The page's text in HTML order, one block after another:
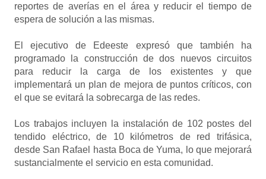
reportes de averías en el área y reducir el tiempo de
espera de solución a las mismas.
El ejecutivo de Edeeste expresó que también ha
programado la construcción de dos nuevos circuitos
para reducir la carga de los existentes y que
implementará un plan de mejora de puntos críticos, con
el que se evitará la sobrecarga de las redes.
Los trabajos incluyen la instalación de 102 postes del
tendido eléctrico, de 10 kilómetros de red trifásica,
desde San Rafael hasta Boca de Yuma, lo que mejorará
sustancialmente el servicio en esta comunidad.